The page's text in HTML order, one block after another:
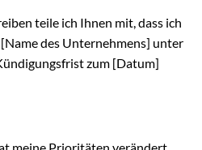
teile ich Ihnen mit, dass ich
des Unternehmens] unter
zum [Datum]